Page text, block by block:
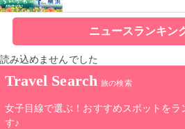
ニュースランキン
読み込めませんでした
Travel Search 旅の検索
女子目線で選ぶ！おすすめスポットをラ
す♪